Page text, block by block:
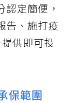
定簡便，
告、施打疫
供即可投
保範圍